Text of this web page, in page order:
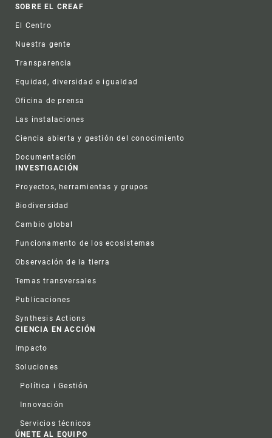
Footer
SOBRE EL CREAF
El Centro
Nuestra gente
Transparencia
Equidad, diversidad e igualdad
Oficina de prensa
Las instalaciones
Ciencia abierta y gestión del conocimiento
Documentación
INVESTIGACIÓN
Proyectos, herramientas y grupos
Biodiversidad
Cambio global
Funcionamento de los ecosistemas
Observación de la tierra
Temas transversales
Publicaciones
Synthesis Actions
CIENCIA EN ACCIÓN
Impacto
Soluciones
Política i Gestión
Innovación
Servicios técnicos
ÚNETE AL EQUIPO